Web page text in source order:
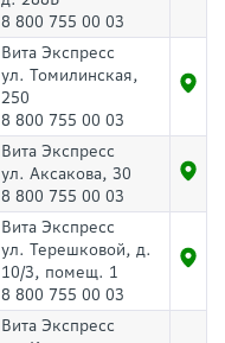
8 800 755 00 03
Вита Экспресс
ул. Томилинская,
250
8 800 755 00 03
Вита Экспресс
ул. Аксакова, 30
8 800 755 00 03
Вита Экспресс
ул. Терешковой, д.
10/3, помещ. 1
8 800 755 00 03
Вита Экспресс